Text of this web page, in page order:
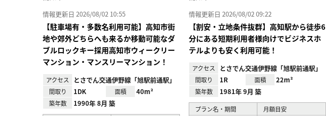
情報更新日 2026/08/02 10:55
【駐車場有・多数名利用可能】高知市街
地や郊外どちらへも来るか移動可能なダ
ブルロックキー採用高知市ウィークリー
マンション・マンスリーマンション！
アクセス とさでん交通伊野線「旭駅前通駅」
間取り 1DK 面積 40m²
築年数 1990年 8月 築
情報更新日 2026/08/02 09:22
【割安・立地条件抜群】高知駅から徒歩6
分にある短期利用者様向けでビジネスホ
テルよりも安く利用可能！
アクセス とさでん交通伊野線「旭駅前通駅」
間取り 1R 面積 22m²
築年数 1981年 9月 築
プラン名・期間
月額目安